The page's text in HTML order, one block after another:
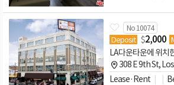
No 10074
Deposit $2,000
LA다운타운에 위치
308 E 9th St,
Lease·Rent